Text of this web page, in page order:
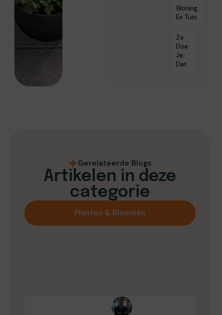
Woning
En Tuin
Zo
Doe
Je
Dat
Gerelateerde Blogs
Artikelen in deze
categorie
Planten & Bloemen